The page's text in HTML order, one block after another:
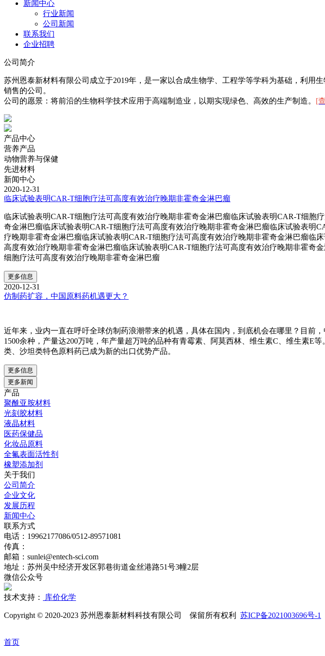
新闻中心
行业新闻
公司新闻
联系我们
企业招聘
公司简介
苏州恩泰新材料有限公司成立于2019年，是一家以合成生物学、工程学等学科为基础，利
销售的公司。
公司的愿景：将前沿的生物科学技术应用于高端制造业，以期实现绿色、高效的生产制造。 [
产品中心
营养产品
动物营养与保健
先进材料
新闻中心
2020-12-31
临床试验表明CAR-T细胞疗法可高度有效治疗晚期非霍奇金淋巴瘤
临床试验表明CAR-T细胞疗法可高度有效治疗晚期非霍奇金淋巴瘤临床试验表明CAR-T细
奇金淋巴瘤临床试验表明CAR-T细胞疗法可高度有效治疗晚期非霍奇金淋巴瘤临床试验表
疗晚期非霍奇金淋巴瘤临床试验表明CAR-T细胞疗法可高度有效治疗晚期非霍奇金淋巴瘤
高度有效治疗晚期非霍奇金淋巴瘤临床试验表明CAR-T细胞疗法可高度有效治疗晚期非霍
细胞疗法可高度有效治疗晚期非霍奇金淋巴瘤
更多信息
2020-12-31
仿制药扩容，中国原料药机遇更大？
近年来，业内一直在呼吁全球仿制药浪潮带来的机遇，具体在国内，到底机会在哪里？目前
1500余种，产量达200万吨，年产量超万吨的品种有青霉素、阿莫西林、维生素C、维生素E
类、沙坦类特色原料药已成为新的出口优势产品。
更多信息
更多新闻
产品
聚酰亚胺材料
光刻胶材料
液晶材料
医药保健品
化妆品原料
全氟表面活性剂
橡塑添加剂
关于我们
公司简介
企业文化
发展历程
新闻中心
联系方式
电话：19962177086/0512-89571081
传真：
邮箱：sunlei@entech-sci.com
地址：苏州吴中经济开发区郭巷街道金丝港路51号3幢2层
微信公众号
技术支持： 库价化学
Copyright © 2020-2023 苏州恩泰新材料科技有限公司 保留所有权利 苏ICP备2021003696号-1
首页